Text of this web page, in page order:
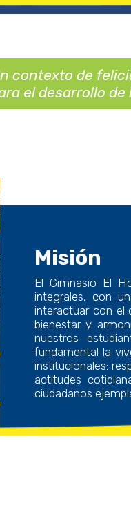
contexto de
el desarrollo
Misión
El Gimnasio El
integrales, con
interactuar con el
bienestar y
nuestros
fundamental la
institucionales:
actitudes
ciudadanos